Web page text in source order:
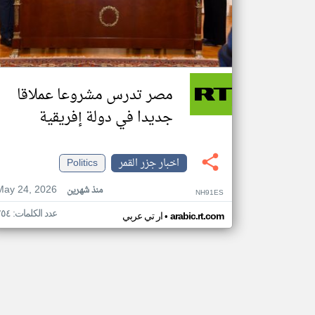
مصر تدرس مشروعا عملاقا
جديدا في دولة إفريقية
اخبار جزر القمر
Politics
24, 2026
منذ شهرين NH91ES
ار تي عربي• arabic.rt.com عدد الكلمات: ٢٥٤